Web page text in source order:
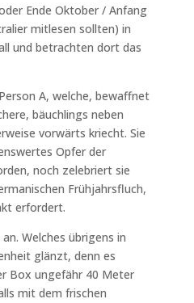
Ende Oktober / Anfang
mitlesen sollten) in
und betrachten dort das
A, welche, bewaffnet
bäuchlings neben
vorwärts kriecht. Sie
Opfer der
noch zelebriert sie
Frühjahrsfluch,
erfordert.
Welches übrigens in
glänzt, denn es
Box ungefähr 40 Meter
mit dem frischen